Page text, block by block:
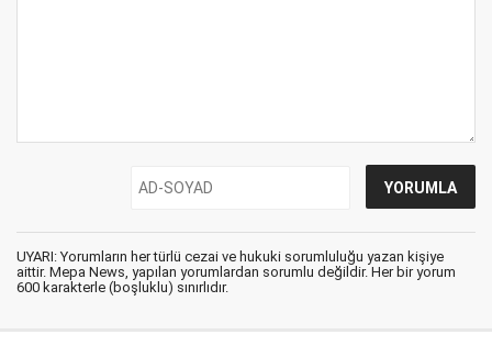
UYARI: Yorumların her türlü cezai ve hukuki sorumluluğu yazan kişiye
aittir. Mepa News, yapılan yorumlardan sorumlu değildir. Her bir yorum
600 karakterle (boşluklu) sınırlıdır.